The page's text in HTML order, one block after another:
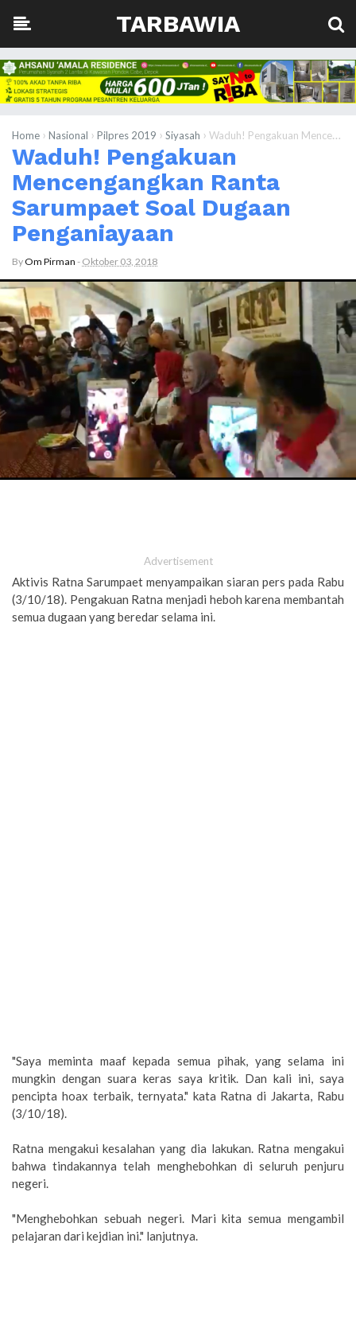
TARBAWIA
Home › Nasional › Pilpres 2019 › Siyasah › Waduh! Pengakuan Mencengangkan Ranta Sarumpaet Soal Dugaan Penganiayaan
Waduh! Pengakuan
Mencengangkan Ranta
Sarumpaet Soal Dugaan
Penganiayaan
ByOm Pirman - Oktober 03, 2018
Advertisement
Aktivis Ratna Sarumpaet menyampaikan siaran pers pada Rabu
(3/10/18). Pengakuan Ratna menjadi heboh karena membantah
semua dugaan yang beredar selama ini.
"Saya meminta maaf kepada semua pihak, yang selama ini
mungkin dengan suara keras saya kritik. Dan kali ini, saya
pencipta hoax terbaik, ternyata." kata Ratna di Jakarta, Rabu
(3/10/18).
Ratna mengakui kesalahan yang dia lakukan. Ratna mengakui
bahwa tindakannya telah menghebohkan di seluruh penjuru
negeri.
"Menghebohkan sebuah negeri. Mari kita semua mengambil
pelajaran dari kejdian ini." lanjutnya.